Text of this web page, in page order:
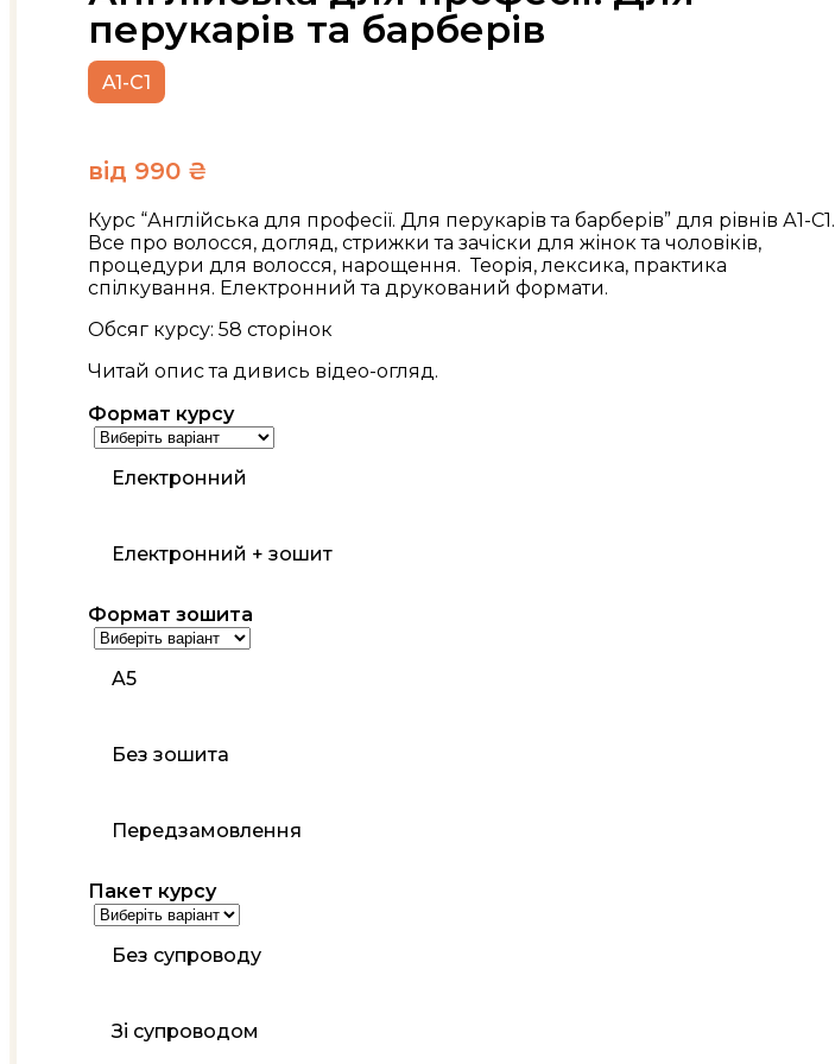
перукарів та барберів
A1-C1
від 990 ₴
Курс “Англійська для професії. Для перукарів та барберів” для рівнів А1-С1.
Все про волосся, догляд, стрижки та зачіски для жінок та чоловіків,
процедури для волосся, нарощення. Теорія, лексика, практика
спілкування. Електронний та друкований формати.
Обсяг курсу: 58 сторінок
Читай опис та дивись відео-огляд.
Формат курсу
Електронний
Електронний + зошит
Формат зошита
A5
Без зошита
Передзамовлення
Пакет курсу
Без супроводу
Зі супроводом